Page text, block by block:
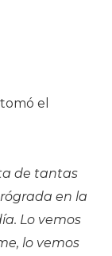
el
de tantas
en la
Lo vemos
lo vemos